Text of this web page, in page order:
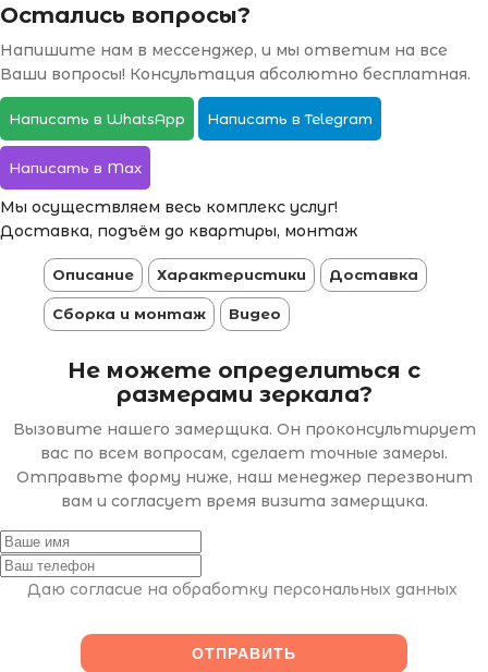
Остались вопросы?
Напишите нам в мессенджер, и мы ответим на все
Ваши вопросы! Консультация абсолютно бесплатная.
Написать в WhatsApp Написать в Telegram
Написать в Max
Мы осуществляем весь комплекс услуг!
Доставка, подъём до квартиры, монтаж
Описание Характеристики Доставка
Сборка и монтаж Видео
Не можете определиться с
размерами зеркала?
Вызовите нашего замерщика. Он проконсультирует
вас по всем вопросам, сделает точные замеры.
Отправьте форму ниже, наш менеджер перезвонит
вам и согласует время визита замерщика.
Даю согласие на обработку персональных данных